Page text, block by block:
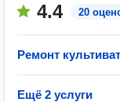
4.4 20
Ремонт
Ещё 2 услуги